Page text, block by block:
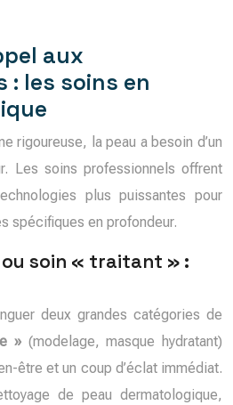
aux
: les soins en
rigoureuse, la peau a besoin d’un
Les soins professionnels offrent
plus puissantes pour
spécifiques en profondeur.
soin « traitant » :
deux grandes catégories de
»(modelage, masque hydratant)
être et un coup d’éclat immédiat.
de peau dermatologique,